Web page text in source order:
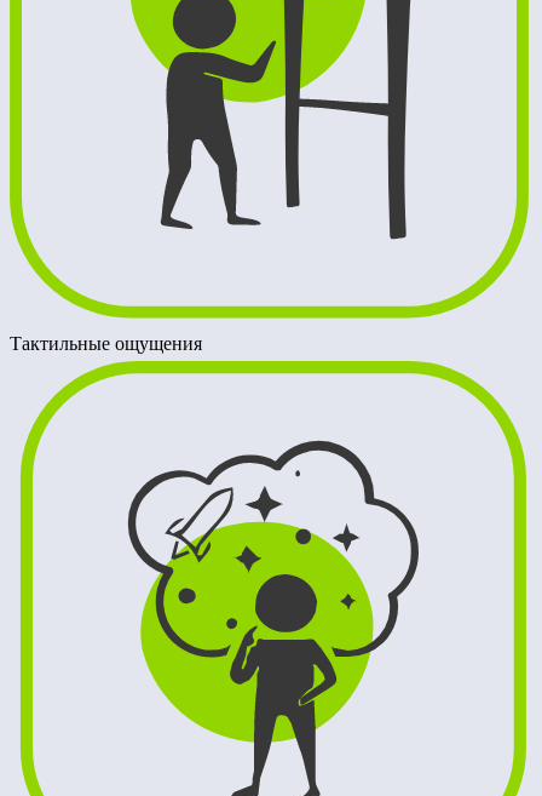
Тактильные ощущения